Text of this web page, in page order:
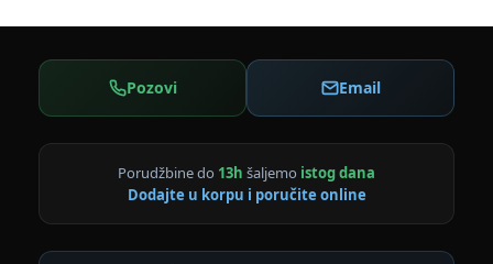
Pozovi Email
Porudžbine do 13h šaljemo istog dana
Dodajte u korpu i poručite online